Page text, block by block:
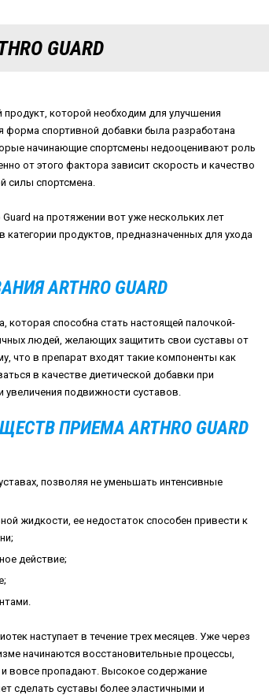
GUARD
которой необходим для улучшения
форма спортивной добавки была разработана
начинающие спортсмены недооценивают роль
от этого фактора зависит скорость и качество
силы спортсмена.
на протяжении вот уже нескольких лет
продуктов, предназначенных для ухода
ARTHRO GUARD
которая способна стать настоящей палочкой-
людей, желающих защитить свои суставы от
что в препарат входят такие компоненты как
в качестве диетической добавки при
увеличения подвижности суставов.
ПРИЕМА ARTHRO GUARD
позволяя не уменьшать интенсивные
жидкости, ее недостаток способен привести к
действие;
наступает в течение трех месяцев. Уже через
начинаются восстановительные процессы,
вовсе пропадают. Высокое содержание
сделать суставы более эластичными и